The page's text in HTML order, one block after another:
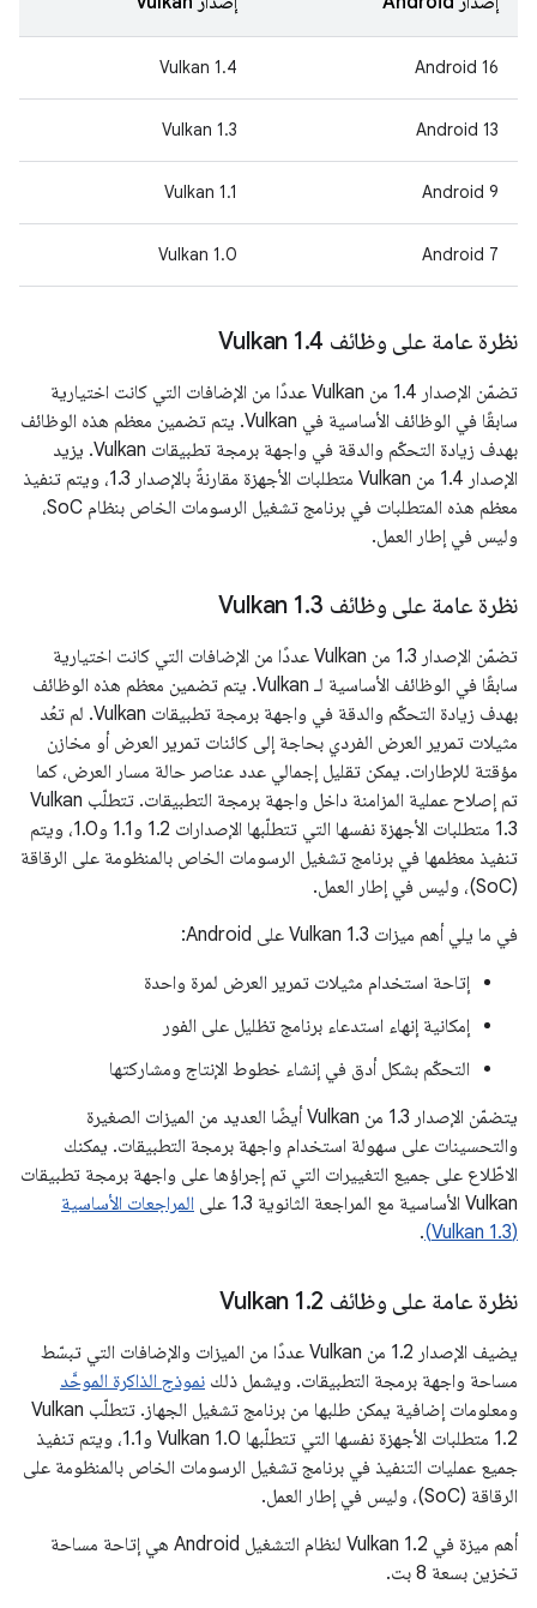
Android 16
‫Vulkan 1.4
Android 13
‫Vulkan 1.3
Android 9
Vulkan 1.1
Android 7
‫Vulkan 1.0
نظرة عامة على وظائف Vulkan 1 .4
تضمّن الإصدار 1.4 من Vulkan عددًا من الإضافات التي كانت اختيارية
سابقًا في الوظائف الأساسية في Vulkan. يتم تضمين معظم هذه الوظائف
بهدف زيادة التحكّم والدقة في واجهة برمجة تطبيقات Vulkan. يزيد
الإصدار 1.4 من Vulkan متطلبات الأجهزة مقارنةً بالإصدار 1.3، ويتم تنفيذ
معظم هذه المتطلبات في برنامج تشغيل الرسومات الخاص بنظام SoC،
وليس في إطار العمل.
نظرة عامة على وظائف Vulkan 1 .3
تضمّن الإصدار 1.3 من Vulkan عددًا من الإضافات التي كانت اختيارية
سابقًا في الوظائف الأساسية لـ Vulkan. يتم تضمين معظم هذه الوظائف
بهدف زيادة التحكّم والدقة في واجهة برمجة تطبيقات Vulkan. لم تعُد
مثيلات تمرير العرض الفردي بحاجة إلى كائنات تمرير العرض أو مخازن
مؤقتة للإطارات. يمكن تقليل إجمالي عدد عناصر حالة مسار العرض، كما
تم إصلاح عملية المزامنة داخل واجهة برمجة التطبيقات. تتطلّب Vulkan
1.3 متطلبات الأجهزة نفسها التي تتطلّبها الإصدارات 1.2 و1.1 و1.0، ويتم
تنفيذ معظمها في برنامج تشغيل الرسومات الخاص بالمنظومة على الرقاقة
(SoC)، وليس في إطار العمل.
في ما يلي أهم ميزات Vulkan 1.3 على Android:
إتاحة استخدام مثيلات تمرير العرض لمرة واحدة
إمكانية إنهاء استدعاء برنامج تظليل على الفور
التحكّم بشكل أدق في إنشاء خطوط الإنتاج ومشاركتها
يتضمّن الإصدار 1.3 من Vulkan أيضًا العديد من الميزات الصغيرة
والتحسينات على سهولة استخدام واجهة برمجة التطبيقات. يمكنك
الاطّلاع على جميع التغييرات التي تم إجراؤها على واجهة برمجة تطبيقات
Vulkan الأساسية مع المراجعة الثانوية 1.3 على
المراجعات الأساسية
(Vulkan 1.3)
.
نظرة عامة على وظائف Vulkan 1 .2
يضيف الإصدار 1.2 من Vulkan عددًا من الميزات والإضافات التي تبسّط
مساحة واجهة برمجة التطبيقات. ويشمل ذلك نموذج الذاكرة الموحَّد
ومعلومات إضافية يمكن طلبها من برنامج تشغيل الجهاز. تتطلّب Vulkan
1.2 متطلبات الأجهزة نفسها التي تتطلّبها Vulkan 1.0 و1.1، ويتم تنفيذ
جميع عمليات التنفيذ في برنامج تشغيل الرسومات الخاص بالمنظومة على
الرقاقة (SoC)، وليس في إطار العمل.
أهم ميزة في Vulkan 1.2 لنظام التشغيل Android هي إتاحة مساحة
تخزين بسعة 8 بت.